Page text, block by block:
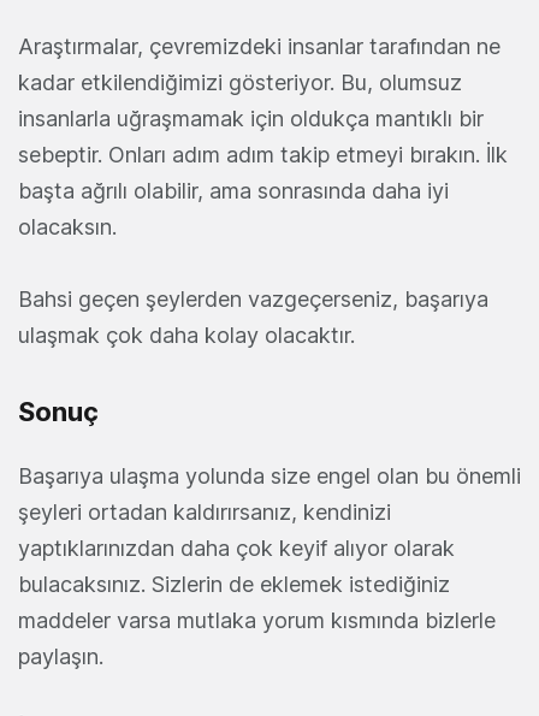
Araştırmalar, çevremizdeki insanlar tarafından ne
kadar etkilendiğimizi gösteriyor. Bu, olumsuz
insanlarla uğraşmamak için oldukça mantıklı bir
sebeptir. Onları adım adım takip etmeyi bırakın. İlk
başta ağrılı olabilir, ama sonrasında daha iyi
olacaksın.
Bahsi geçen şeylerden vazgeçerseniz, başarıya
ulaşmak çok daha kolay olacaktır.
Sonuç
Başarıya ulaşma yolunda size engel olan bu önemli
şeyleri ortadan kaldırırsanız, kendinizi
yaptıklarınızdan daha çok keyif alıyor olarak
bulacaksınız. Sizlerin de eklemek istediğiniz
maddeler varsa mutlaka yorum kısmında bizlerle
paylaşın.